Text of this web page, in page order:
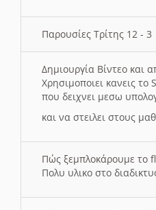
Παρουσίες Τρίτης 12 - 3
Δημιουργία Βίντεο και
Χρησιμοποιει κανεις
που δειχνει μεσω
και να στειλει στους
Πώς ξεμπλοκάρουμε το
Πολυ υλικο στο